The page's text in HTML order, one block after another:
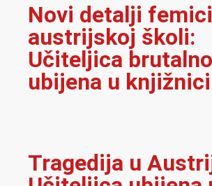
Novi detalji
austrijskoj školi:
Učiteljica brutalno
ubijena u knjižnici
Tragedija u